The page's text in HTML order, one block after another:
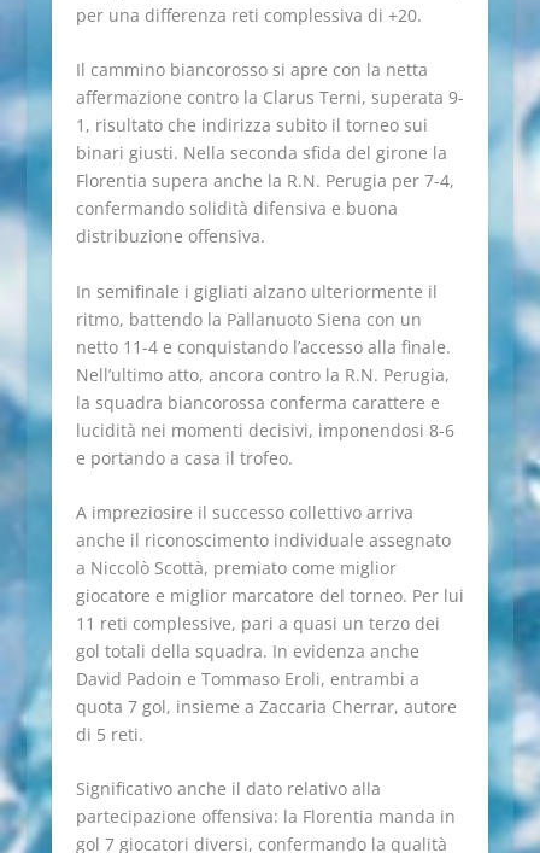
per una differenza reti complessiva di +20.
Il cammino biancorosso si apre con la netta
affermazione contro la Clarus Terni, superata 9-
1, risultato che indirizza subito il torneo sui
binari giusti. Nella seconda sfida del girone la
Florentia supera anche la R.N. Perugia per 7-4,
confermando solidità difensiva e buona
distribuzione offensiva.
In semifinale i gigliati alzano ulteriormente il
ritmo, battendo la Pallanuoto Siena con un
netto 11-4 e conquistando l’accesso alla finale.
Nell’ultimo atto, ancora contro la R.N. Perugia,
la squadra biancorossa conferma carattere e
lucidità nei momenti decisivi, imponendosi 8-6
e portando a casa il trofeo.
A impreziosire il successo collettivo arriva
anche il riconoscimento individuale assegnato
a Niccolò Scottà, premiato come miglior
giocatore e miglior marcatore del torneo. Per lui
11 reti complessive, pari a quasi un terzo dei
gol totali della squadra. In evidenza anche
David Padoin e Tommaso Eroli, entrambi a
quota 7 gol, insieme a Zaccaria Cherrar, autore
di 5 reti.
Significativo anche il dato relativo alla
partecipazione offensiva: la Florentia manda in
gol 7 giocatori diversi, confermando la qualità